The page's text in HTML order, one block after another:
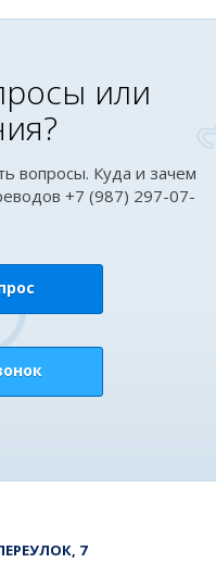
или
вопросы. Куда и зачем
+7 (987) 297-07-
7